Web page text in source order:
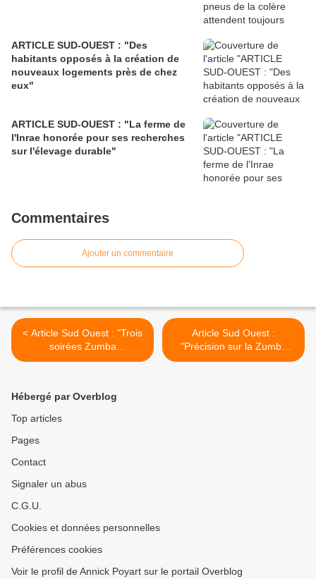
ARTICLE SUD-OUEST : "Des
habitants opposés à la création de
nouveaux logements près de chez
eux"
ARTICLE SUD-OUEST : "La ferme de
l'Inrae honorée pour ses recherches
sur l'élevage durable"
Commentaires
Ajouter un commentaire
< Article Sud Ouest : "Trois
soirées Zumba
programmées à la salle
Article Sud Ouest :
"Précision sur la Zumba
party" >
Hébergé par Overblog
Top articles
Pages
Contact
Signaler un abus
C.G.U.
Cookies et données personnelles
Préférences cookies
Voir le profil de Annick Poyart sur le portail Overblog